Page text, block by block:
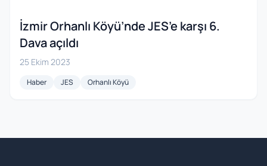
İzmir Orhanlı Köyü’nde JES’e karşı 6.
Dava açıldı
25 Ekim 2023
Haber JES Orhanlı Köyü